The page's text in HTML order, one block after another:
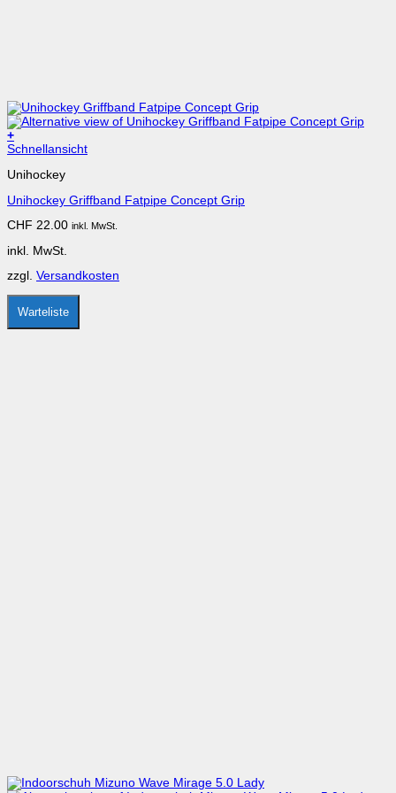
+
Dieses
weist
Varianten
Die
können
der
Produktseite
gewählt
Schnellansicht
Unihockey
Unihockey Griffband Fatpipe Concept Grip
CHF 22.00 inkl. MwSt.
inkl. MwSt.
zzgl. Versandkosten
Warteliste